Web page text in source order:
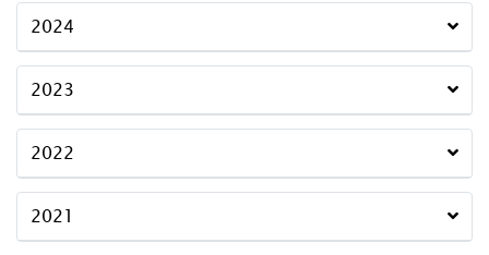
2024
2023
2022
2021